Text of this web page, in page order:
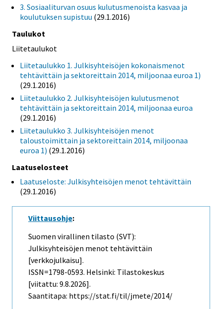
3. Sosiaaliturvan osuus kulutusmenoista kasvaa ja
koulutuksen supistuu (29.1.2016)
Taulukot
Liitetaulukot
Liitetaulukko 1. Julkisyhteisöjen kokonaismenot
tehtävittäin ja sektoreittain 2014, miljoonaa euroa 1)
(29.1.2016)
Liitetaulukko 2. Julkisyhteisöjen kulutusmenot
tehtävittäin ja sektoreittain 2014, miljoonaa euroa
(29.1.2016)
Liitetaulukko 3. Julkisyhteisöjen menot
taloustoimittain ja sektoreittain 2014, miljoonaa
euroa 1) (29.1.2016)
Laatuselosteet
Laatuseloste: Julkisyhteisöjen menot tehtävittäin
(29.1.2016)
Viittausohje:
Suomen virallinen tilasto (SVT):
Julkisyhteisöjen menot tehtävittäin
[verkkojulkaisu].
ISSN=1798-0593. Helsinki: Tilastokeskus
[viitattu: 9.8.2026].
Saantitapa: https://stat.fi/til/jmete/2014/